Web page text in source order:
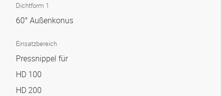
Dichtform 1
60° Außenkonus
Einsatzbereich
Pressnippel für
HD 100
HD 200